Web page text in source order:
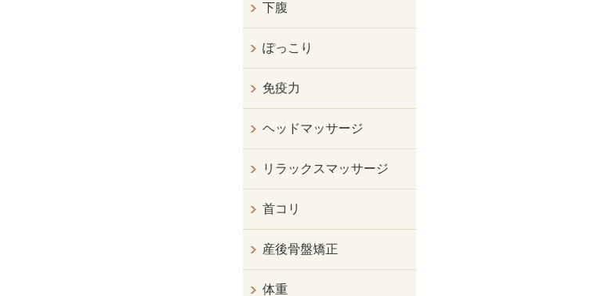
下腹
ぽっこり
免疫力
ヘッドマッサージ
リラックスマッサージ
首コリ
産後骨盤矯正
体重